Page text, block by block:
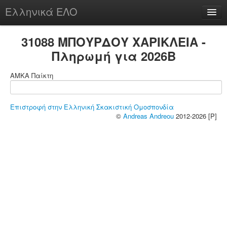
Ελληνικά ΕΛΟ
chesstu.be @ discord
31088 ΜΠΟΥΡΔΟΥ ΧΑΡΙΚΛΕΙΑ -
Πληρωμή για 2026B
ΑΜΚΑ Παίκτη
Επιστροφή στην Ελληνική Σκακιστική Ομοσπονδία
© Andreas Andreou 2012-2026 [P]